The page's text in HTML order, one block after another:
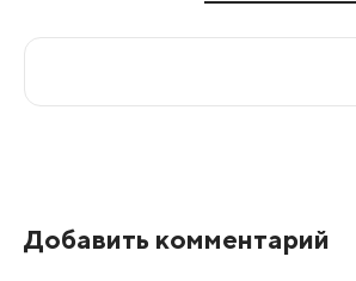
Добавить комментарий